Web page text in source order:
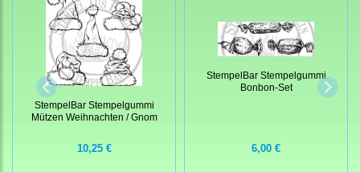
StempelBar Stempelgummi
Mützen Weihnachten / Gnom
10,25 €
StempelBar Stempelgummi
Bonbon-Set
6,00 €